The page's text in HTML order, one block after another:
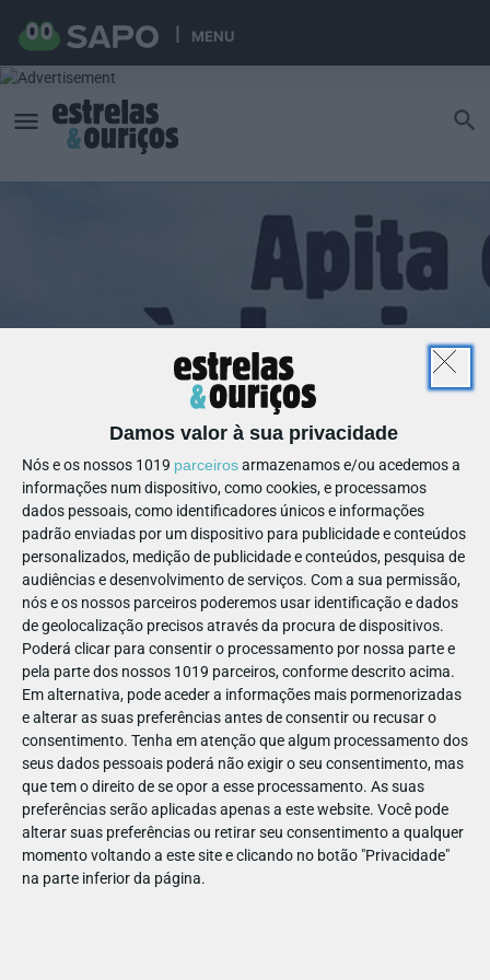
MENU
Damos valor à sua privacidade
Nós e os nossos 1019 parceirosarmazenamos e/ou acedemos a
informações num dispositivo, como cookies, e processamos
dados pessoais, como identificadores únicos e informações
padrão enviadas por um dispositivo para publicidade e conteúdos
personalizados, medição de publicidade e conteúdos, pesquisa de
audiências e desenvolvimento de serviços. Com a sua permissão,
nós e os nossos parceiros poderemos usar identificação e dados
de geolocalização precisos através da procura de dispositivos.
Poderá clicar para consentir o processamento por nossa parte e
pela parte dos nossos 1019 parceiros, conforme descrito acima.
Em alternativa, pode aceder a informações mais pormenorizadas
e alterar as suas preferências antes de consentir ou recusar o
consentimento. Tenha em atenção que algum processamento dos
seus dados pessoais poderá não exigir o seu consentimento, mas
que tem o direito de se opor a esse processamento. As suas
preferências serão aplicadas apenas a este website. Você pode
alterar suas preferências ou retirar seu consentimento a qualquer
momento voltando a este site e clicando no botão "Privacidade"
na parte inferior da página.